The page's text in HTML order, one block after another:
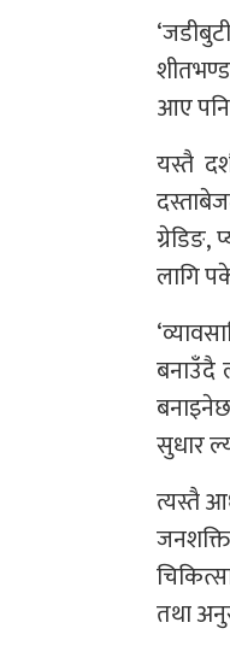
आए पनि
यस्तै
ग्रेडिङ,
लागि
बनाउँदै
सुधार
त्यस्तै
तथा